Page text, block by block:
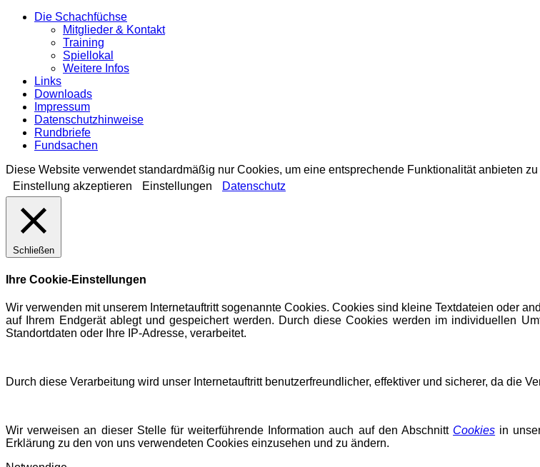
Die Schachfüchse
Mitglieder & Kontakt
Training
Spiellokal
Weitere Infos
Links
Downloads
Impressum
Datenschutzhinweise
Rundbriefe
Fundsachen
Diese Website verwendet standardmäßig nur Cookies, um eine entsprechende Funktionalität anbieten
Einstellung akzeptieren
Einstellungen Datenschutz
Schließen
Ihre Cookie-Einstellungen
Wir verwenden mit unserem Internetauftritt sogenannte Cookies. Cookies sind kleine Textdateien oder
auf Ihrem Endgerät ablegt und gespeichert werden. Durch diese Cookies werden im individuellen
Standortdaten oder Ihre IP-Adresse, verarbeitet.
Durch diese Verarbeitung wird unser Internetauftritt benutzerfreundlicher, effektiver und sicherer, da die
Wir verweisen an dieser Stelle für weiterführende Information auch auf den Abschnitt Cookies in
Erklärung zu den von uns verwendeten Cookies einzusehen und zu ändern.